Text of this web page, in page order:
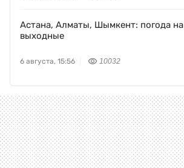
Астана, Алматы, Шымкент: погода на
выходные
6 августа, 15:56 10032